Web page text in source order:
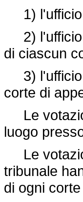
1) l'ufficio
2) l'ufficio
di ciascun
3) l'ufficio
corte di
Le
luogo
Le
tribunale
di ogni